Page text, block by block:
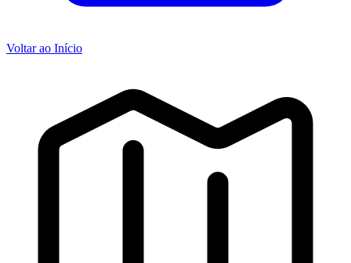
Voltar ao Início